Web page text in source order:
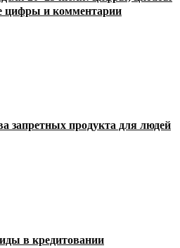
и комментарии
запретных продукта для людей
в кредитовании